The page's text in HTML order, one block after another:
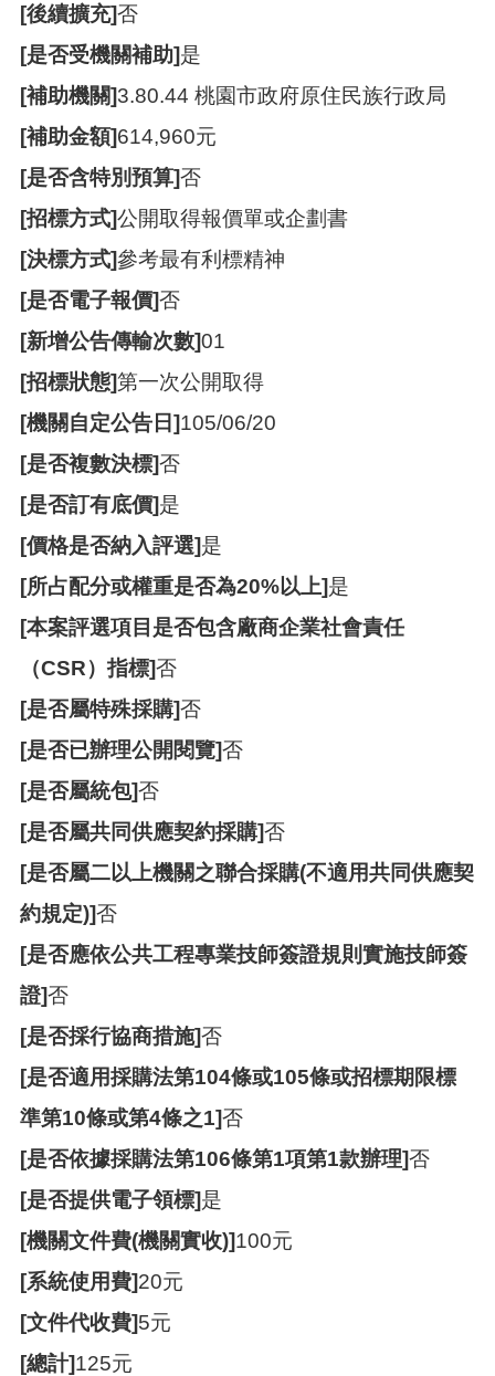
箱
常
問
題
桃
園
市
政
府
隱
私
權
政
策
府
站
資
料
開
放
宣
站
安
全
政
策
[後續擴充]否
[是否受機關補助]是
[補助機關]3.80.44 桃園市政府原住民族行政局
[補助金額]614,960元
[是否含特別預算]否
[招標方式]公開取得報價單或企劃書
[決標方式]參考最有利標精神
[是否電子報價]否
[新增公告傳輸次數]01
[招標狀態]第一次公開取得
[機關自定公告日]105/06/20
[是否複數決標]否
[是否訂有底價]是
[價格是否納入評選]是
[所占配分或權重是否為20%以上]是
[本案評選項目是否包含廠商企業社會責任
（CSR）指標]否
[是否屬特殊採購]否
[是否已辦理公開閱覽]否
[是否屬統包]否
[是否屬共同供應契約採購]否
[是否屬二以上機關之聯合採購(不適用共同供應契
約規定)]否
[是否應依公共工程專業技師簽證規則實施技師簽
證]否
[是否採行協商措施]否
[是否適用採購法第104條或105條或招標期限標
準第10條或第4條之1]否
[是否依據採購法第106條第1項第1款辦理]否
[是否提供電子領標]是
[機關文件費(機關實收)]100元
[系統使用費]20元
[文件代收費]5元
[總計]125元